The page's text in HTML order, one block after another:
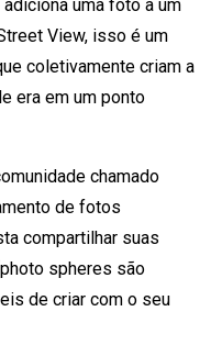
uma foto a um
View, isso é um
coletivamente criam a
era em um ponto
chamado
de fotos
compartilhar suas
spheres são
de criar com o seu